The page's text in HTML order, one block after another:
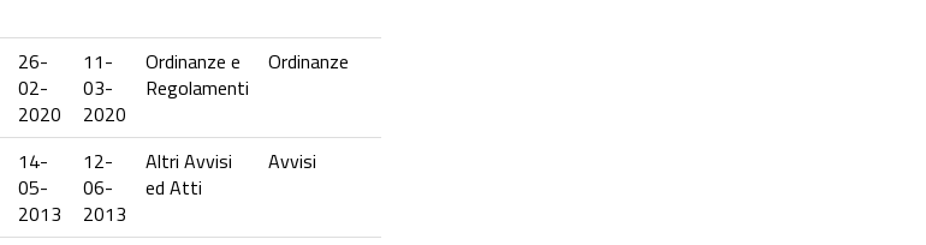
26-
02-
2020
11-
03-
2020
Ordinanze e
Regolamenti
Ordinanze
14-
05-
2013
12-
06-
2013
Altri Avvisi
ed Atti
Avvisi